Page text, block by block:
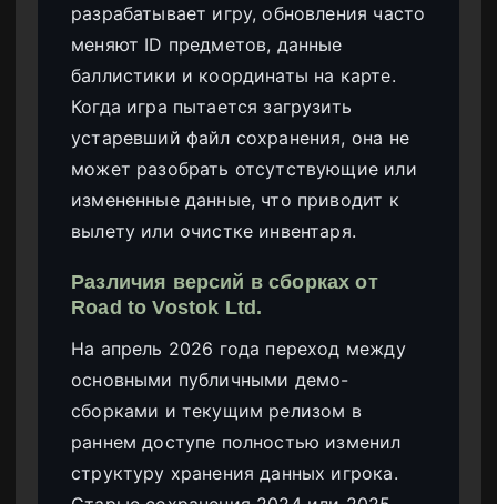
разрабатывает игру, обновления часто
меняют ID предметов, данные
баллистики и координаты на карте.
Когда игра пытается загрузить
устаревший файл сохранения, она не
может разобрать отсутствующие или
измененные данные, что приводит к
вылету или очистке инвентаря.
Различия версий в сборках от
Road to Vostok Ltd.
На апрель 2026 года переход между
основными публичными демо-
сборками и текущим релизом в
раннем доступе полностью изменил
структуру хранения данных игрока.